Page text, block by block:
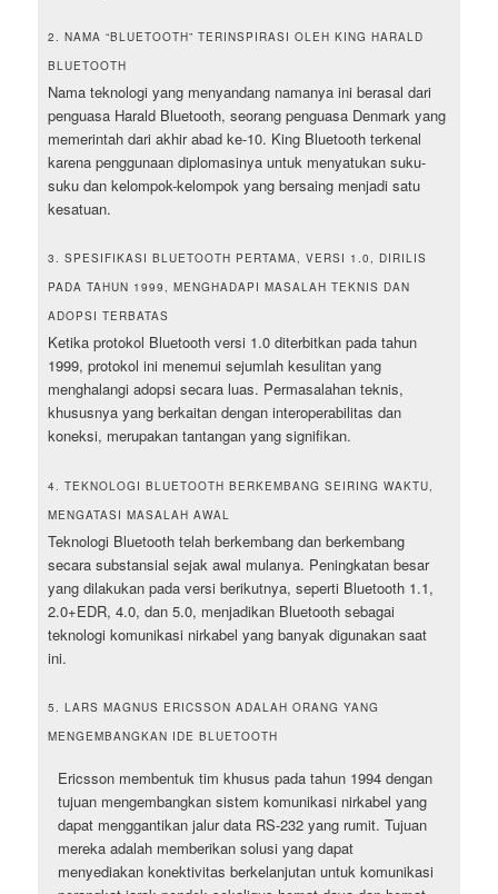
2. NAMA “BLUETOOTH” TERINSPIRASI OLEH KING HARALD
BLUETOOTH
Nama teknologi yang menyandang namanya ini berasal dari
penguasa Harald Bluetooth, seorang penguasa Denmark yang
memerintah dari akhir abad ke-10. King Bluetooth terkenal
karena penggunaan diplomasinya untuk menyatukan suku-
suku dan kelompok-kelompok yang bersaing menjadi satu
kesatuan.
3. SPESIFIKASI BLUETOOTH PERTAMA, VERSI 1.0, DIRILIS
PADA TAHUN 1999, MENGHADAPI MASALAH TEKNIS DAN
ADOPSI TERBATAS
Ketika protokol Bluetooth versi 1.0 diterbitkan pada tahun
1999, protokol ini menemui sejumlah kesulitan yang
menghalangi adopsi secara luas. Permasalahan teknis,
khususnya yang berkaitan dengan interoperabilitas dan
koneksi, merupakan tantangan yang signifikan.
4. TEKNOLOGI BLUETOOTH BERKEMBANG SEIRING WAKTU,
MENGATASI MASALAH AWAL
Teknologi Bluetooth telah berkembang dan berkembang
secara substansial sejak awal mulanya. Peningkatan besar
yang dilakukan pada versi berikutnya, seperti Bluetooth 1.1,
2.0+EDR, 4.0, dan 5.0, menjadikan Bluetooth sebagai
teknologi komunikasi nirkabel yang banyak digunakan saat
ini.
5. LARS MAGNUS ERICSSON ADALAH ORANG YANG
MENGEMBANGKAN IDE BLUETOOTH
Ericsson membentuk tim khusus pada tahun 1994 dengan
tujuan mengembangkan sistem komunikasi nirkabel yang
dapat menggantikan jalur data RS-232 yang rumit. Tujuan
mereka adalah memberikan solusi yang dapat
menyediakan konektivitas berkelanjutan untuk komunikasi